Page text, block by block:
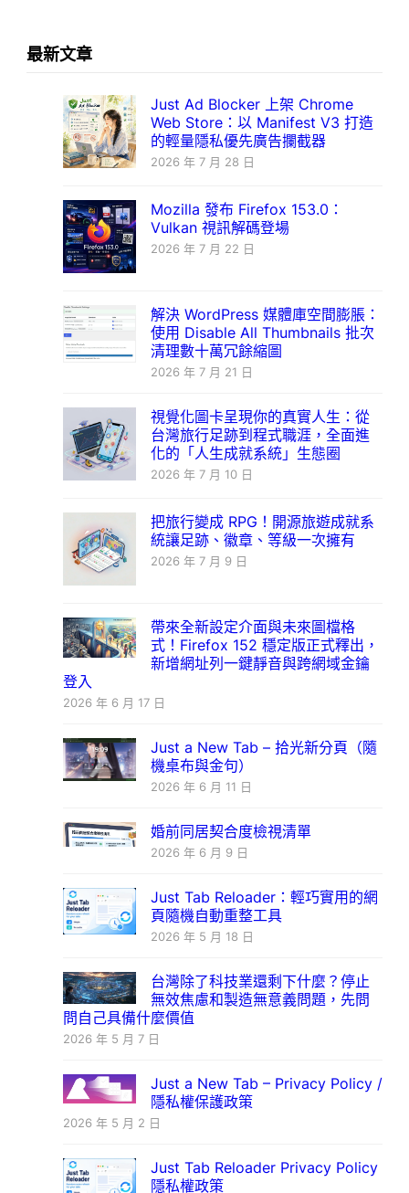
最新文章
Just Ad Blocker 上架 Chrome
Web Store：以 Manifest V3 打造
的輕量隱私優先廣告攔截器
2026 年 7 月 28 日
Mozilla 發布 Firefox 153.0：
Vulkan 視訊解碼登場
2026 年 7 月 22 日
解決 WordPress 媒體庫空間膨脹：
使用 Disable All Thumbnails 批次
清理數十萬冗餘縮圖
2026 年 7 月 21 日
視覺化圖卡呈現你的真實人生：從
台灣旅行足跡到程式職涯，全面進
化的「人生成就系統」生態圈
2026 年 7 月 10 日
把旅行變成 RPG！開源旅遊成就系
統讓足跡、徽章、等級一次擁有
2026 年 7 月 9 日
帶來全新設定介面與未來圖檔格
式！Firefox 152 穩定版正式釋出，
新增網址列一鍵靜音與跨網域金鑰
登入
2026 年 6 月 17 日
Just a New Tab – 拾光新分頁（隨
機桌布與金句）
2026 年 6 月 11 日
婚前同居契合度檢視清單
2026 年 6 月 9 日
Just Tab Reloader：輕巧實用的網
頁隨機自動重整工具
2026 年 5 月 18 日
台灣除了科技業還剩下什麼？停止
無效焦慮和製造無意義問題，先問
問自己具備什麼價值
2026 年 5 月 7 日
Just a New Tab – Privacy Policy /
隱私權保護政策
2026 年 5 月 2 日
Just Tab Reloader Privacy Policy
隱私權政策